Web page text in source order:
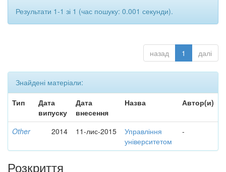
Результати 1-1 зі 1 (час пошуку: 0.001 секунди).
назад 1 далі
Знайдені матеріали:
Тип
Дата
випуску
Дата
внесення
Назва Автор(и)
Other 2014 11-лис-2015
Управління
університетом
-
Розкриття